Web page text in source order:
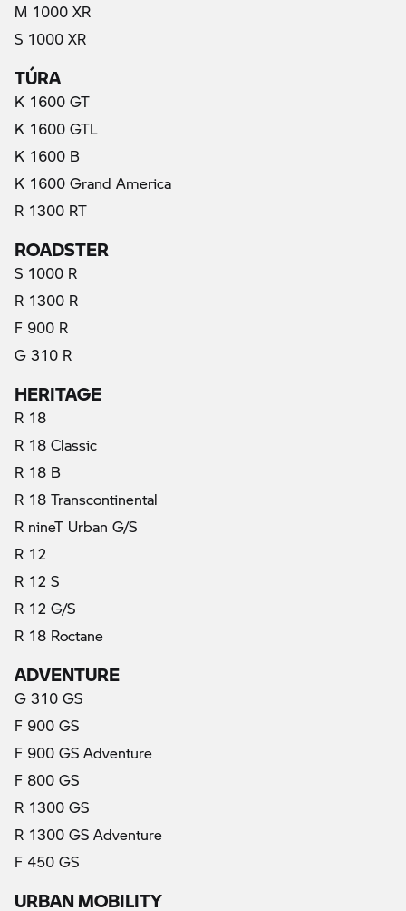
M 1000 XR
S 1000 XR
TÚRA
K 1600 GT
K 1600 GTL
K 1600 B
K 1600 Grand America
R 1300 RT
ROADSTER
S 1000 R
R 1300 R
F 900 R
G 310 R
HERITAGE
R 18
R 18 Classic
R 18 B
R 18 Transcontinental
R nineT Urban G/S
R 12
R 12 S
R 12 G/S
R 18 Roctane
ADVENTURE
G 310 GS
F 900 GS
F 900 GS Adventure
F 800 GS
R 1300 GS
R 1300 GS Adventure
F 450 GS
URBAN MOBILITY